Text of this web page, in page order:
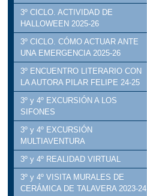
3º CICLO. ACTIVIDAD DE
HALLOWEEN 2025-26
3º CICLO. CÓMO ACTUAR ANTE
UNA EMERGENCIA 2025-26
3º ENCUENTRO LITERARIO CON
LA AUTORA PILAR FELIPE 24-25
3º y 4º EXCURSIÓN A LOS
SIFONES
3º y 4º EXCURSIÓN
MULTIAVENTURA
3º y 4º REALIDAD VIRTUAL
3º y 4º VISITA MURALES DE
CERÁMICA DE TALAVERA 2023-24